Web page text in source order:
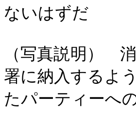
ないはずだ
（写真説明）
署に納入するよ
たパーティーへ